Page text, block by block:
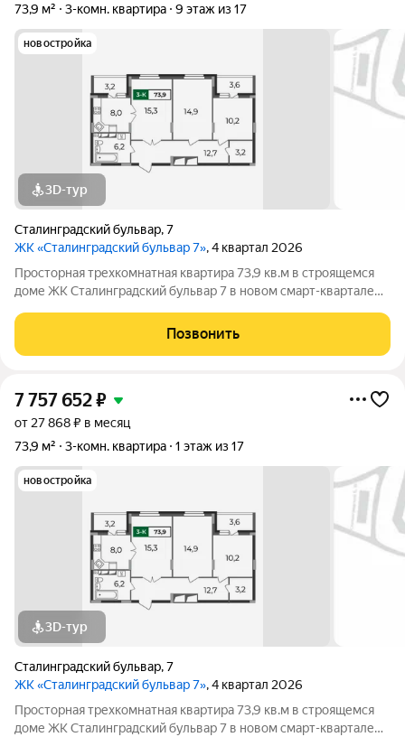
73,9 м²
3-комн. квартира 9 этаж из 17
новостройка
3D-тур
Сталинградский бульвар,7
ЖК «Сталинградский бульвар 7», 4 квартал 2026
Просторная трехкомнатная квартира 73,9 кв.м в строящемся
доме ЖК Сталинградский бульвар 7 в новом смарт-квартале
гостиной, гардеробной и двумя лоджиями. Прямая продажа от
застройщика позволит
Позвонить
7 757 652₽
от 27 868 ₽ в месяц
73,9 м²
3-комн. квартира 1 этаж из 17
новостройка
3D-тур
Сталинградский бульвар,7
ЖК «Сталинградский бульвар 7», 4 квартал 2026
Просторная трехкомнатная квартира 73,9 кв.м в строящемся
доме ЖК Сталинградский бульвар 7 в новом смарт-квартале